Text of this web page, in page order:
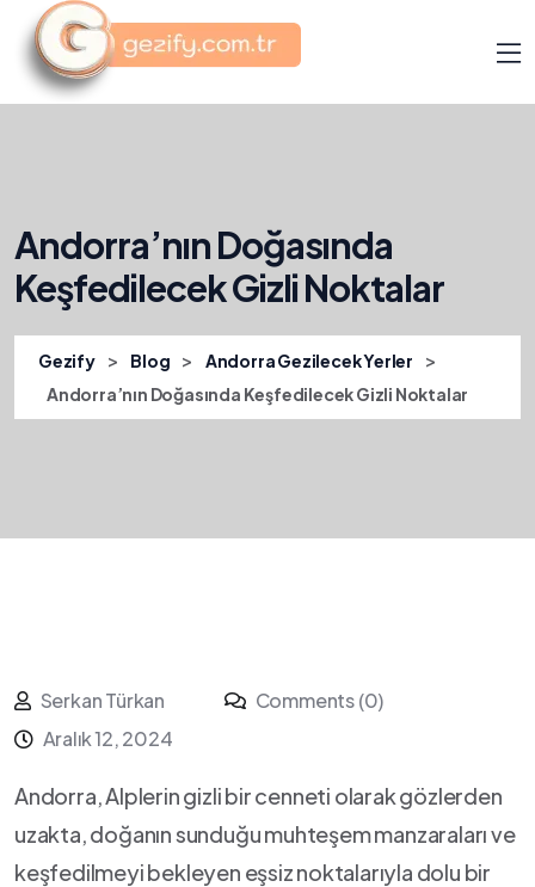
Andorra’nın Doğasında
Keşfedilecek Gizli Noktalar
Gezify > Blog > Andorra Gezilecek Yerler >
Andorra’nın Doğasında Keşfedilecek Gizli Noktalar
Serkan Türkan
Comments (0)
Aralık 12, 2024
Andorra,‍ Alplerin‌ gizli bir‍ cenneti olarak‌ gözlerden
uzakta, doğanın sunduğu muhteşem manzaraları ve
keşfedilmeyi bekleyen eşsiz⁢ noktalarıyla dolu bir